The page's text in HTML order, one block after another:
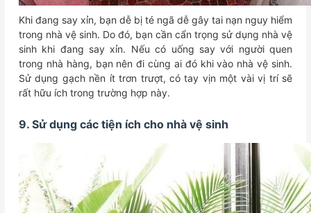
Khi đang say xỉn, bạn dễ bị té ngã dễ gây tai nạn nguy hiểm
trong nhà vệ sinh. Do đó, bạn cần cẩn trọng sử dụng nhà vệ
sinh khi đang say xỉn. Nếu có uống say với người quen
trong nhà hàng, bạn nên đi cùng ai đó khi vào nhà vệ sinh.
Sử dụng gạch nền ít trơn trượt, có tay vịn một vài vị trí sẽ
rất hữu ích trong trường hợp này.
9. Sử dụng các tiện ích cho nhà vệ sinh